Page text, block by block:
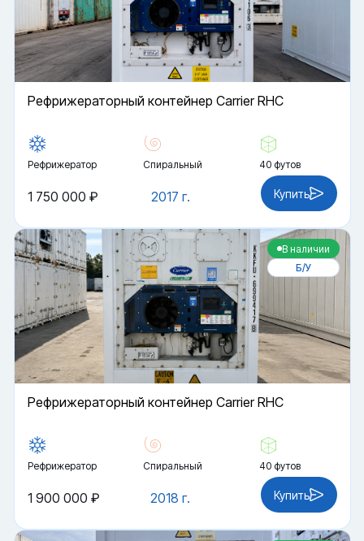
Рефрижераторный контейнер Carrier RHC
Рефрижератор Спиральный 40 футов
2017 г.
1 750 000 ₽ Купить
В наличии
Б/У
Рефрижераторный контейнер Carrier RHC
Рефрижератор Спиральный 40 футов
2018 г.
1 900 000 ₽ Купить